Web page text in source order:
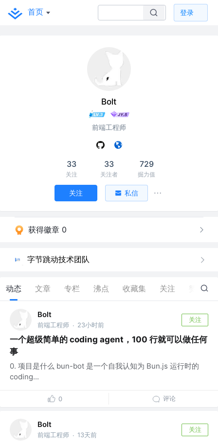
首页 登录
Bolt
前端工程师
33
关注
33
关注者
729
掘力值
关注 私信
获得徽章 0
字节跳动技术团队
动态 文章 专栏 沸点 收藏集 关注 5
Bolt
前端工程师 · 23小时前
关注
一个超级简单的 coding agent，100 行就可以做任何
事
0. 项目是什么 bun-bot 是一个自我认知为 Bun.js 运行时的
coding...
0 评论
Bolt
前端工程师 · 13天前
关注